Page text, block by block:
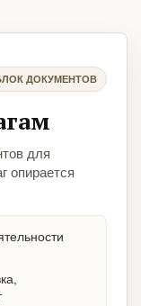
ДОКУМЕНТОВ
для
опирается